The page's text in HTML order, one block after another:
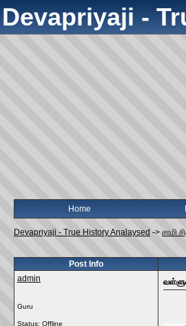
Devapriyaji -
Home
Devapriyaji - True History Analaysed -> சாமி
Post Info
admin
Guru
Status: Offline